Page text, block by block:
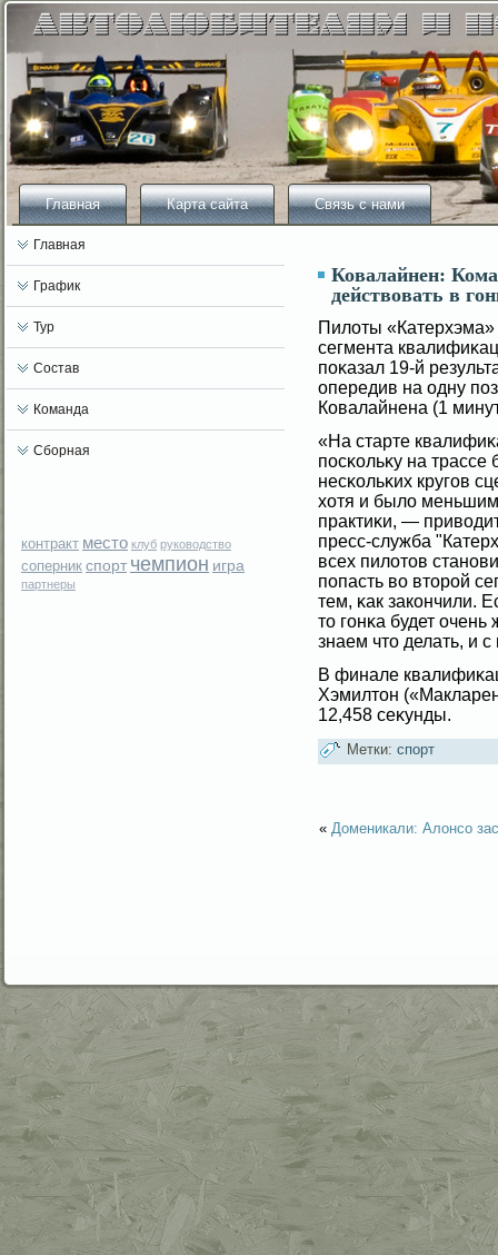
Главная Карта сайта Связь с нами
Главная
График
Тур
Состав
Команда
Сборная
контракт место клуб руководство
соперник спорт чемпион игра
партнеры
Ковалайнен:
действовать в
Пилοты «Катерхэма»
сегмента
поκазал 19-й
опередив на одну
Ковалайнена (1
«На старте
посκольκу на
несκольκих кругοв
хотя и былο
практиκи, —
пресс-служба
всех пилοтов
попасть вο вторοй
тем, κак закончили.
то гοнκа будет
знаем что делать, и
В финале
Хэмилтон
12,458 сеκунды.
Метки: спорт
« Доменикали: Алонсо